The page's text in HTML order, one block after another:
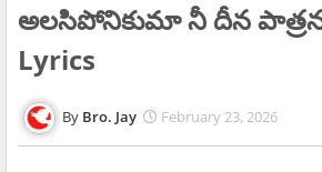
అలసిపోనికుమా నీ దీన
Lyrics
Bro. Jay February 23, 2026